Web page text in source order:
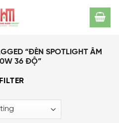
“ĐÈN SPOTLIGHT ÂM
36 ĐỘ”
FILTER